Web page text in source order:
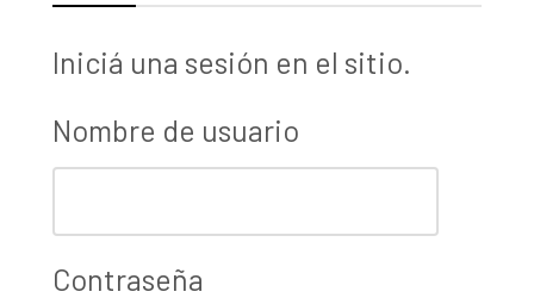
Iniciá una sesión en el sitio.
Nombre de usuario
Contraseña